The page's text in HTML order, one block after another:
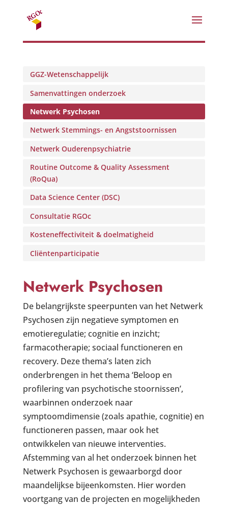
GGZ-Wetenschappelijk
Samenvattingen onderzoek
Netwerk Psychosen
Netwerk Stemmings- en Angststoornissen
Netwerk Ouderenpsychiatrie
Routine Outcome & Quality Assessment
(RoQua)
Data Science Center (DSC)
Consultatie RGOc
Kosteneffectiviteit & doelmatigheid
Cliëntenparticipatie
Netwerk Psychosen
De belangrijkste speerpunten van het Netwerk
Psychosen zijn negatieve symptomen en
emotieregulatie; cognitie en inzicht;
farmacotherapie; sociaal functioneren en
recovery. Deze thema’s laten zich
onderbrengen in het thema ‘Beloop en
profilering van psychotische stoornissen’,
waarbinnen onderzoek naar
symptoomdimensie (zoals apathie, cognitie) en
functioneren passen, maar ook het
ontwikkelen van nieuwe interventies.
Afstemming van al het onderzoek binnen het
Netwerk Psychosen is gewaarborgd door
maandelijkse bijeenkomsten. Hier worden
voortgang van de projecten en mogelijkheden